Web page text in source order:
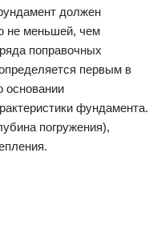
должен
не меньшей, чем
поправочных
первым в
основании
фундамента.
погружения),